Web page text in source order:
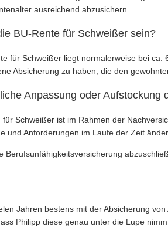
ausreichend abzusichern.
BU-Rente für Schweißer sein?
für Schweißer liegt normalerweise bei
Absicherung zu haben, die den
Anpassung oder
für Schweißer ist im Rahmen der
und Anforderungen im Laufe der Zeit
Berufsunfähigkeitsversicherung
Jahren bestens mit der Absicherung
Philipp diese genau unter die Lupe